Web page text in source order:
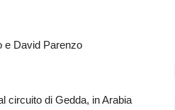
e David Parenzo
circuito di Gedda, in Arabia